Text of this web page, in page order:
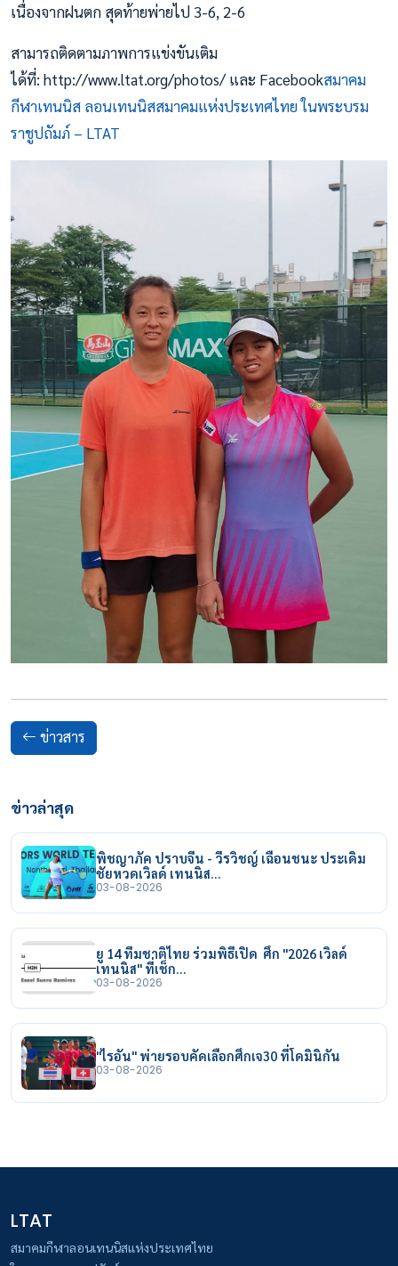
เนื่องจากฝนตก สุดท้ายพ่ายไป 3-6, 2-6
สามารถติดตามภาพการแข่งขันเติม
ได้ที่: http://www.ltat.org/photos/ และ Facebookสมาคม
กีฬาเทนนิส ลอนเทนนิสสมาคมแห่งประเทศไทย ในพระบรม
ราชูปถัมภ์ – LTAT
ข่าวสาร
ข่าวล่าสุด
พิชญาภัค ปราบจีน - วีรวิชญ์ เฉือนชนะ ประเดิม
ชัยหวดเวิลด์ เทนนิส…
03-08-2026
ยู 14 ทีมชาติไทย ร่วมพิธีเปิด ศึก "2026 เวิลด์
เทนนิส" ที่เช็ก…
03-08-2026
"ไรอัน" พ่ายรอบคัดเลือกศึกเจ30 ที่โดมินิกัน
03-08-2026
LTAT
สมาคมกีฬาลอนเทนนิสแห่งประเทศไทย